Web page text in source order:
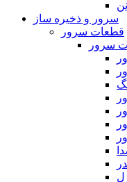
سرور و ذخیره ساز
قطعات سرور
سرور